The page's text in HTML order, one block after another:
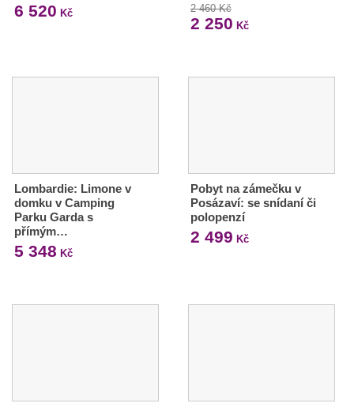
6 520 Kč 2 460 Kč
2 250 Kč
Lombardie: Limone v
domku v Camping
Parku Garda s
přímým…
5 348 Kč
Pobyt na zámečku v
Posázaví: se snídaní či
polopenzí
2 499 Kč